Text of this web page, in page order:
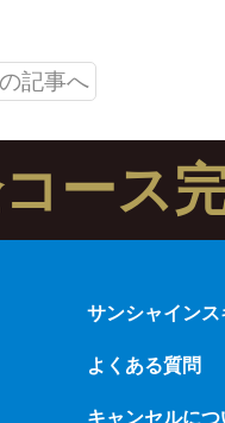
記事へ
ース
サンシャイン
よくある質問
キャンセルにつ